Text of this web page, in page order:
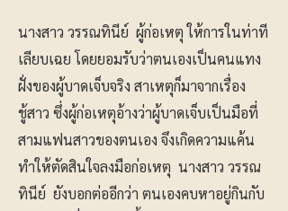
นางสาว วรรณทินีย์ ผู้ก่อเหตุ ให้การในท่าที
เลียบเฉย โดยยอมรับว่าตนเองเป็นคนแทง
ฝั่งของผู้บาดเจ็บจริง สาเหตุก็มาจากเรื่อง
ชู้สาว ซึ่งผู้ก่อเหตุอ้างว่าผู้บาดเจ็บเป็นมือที่
สามแฟนสาวของตนเอง จึงเกิดความแค้น
ทำให้ตัดสินใจลงมือก่อเหตุ นางสาว วรรณ
ทินีย์ ยังบอกต่ออีกว่า ตนเองคบหาอยู่กินกับ